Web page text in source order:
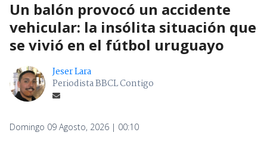
Un balón provocó un accidente
vehicular: la insólita situación que
se vivió en el fútbol uruguayo
Jeser Lara
Periodista BBCL Contigo
Domingo 09 Agosto, 2026 | 00:10